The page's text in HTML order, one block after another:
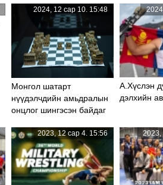
Монгол шатарт
нүүдэлчдийн амьдралын
онцлог шингэсэн байдаг
2024, 12 сар 10. 15:48
А.Хүслэн
дэлхийн
2023, 12 сар 4. 15:56 2023,